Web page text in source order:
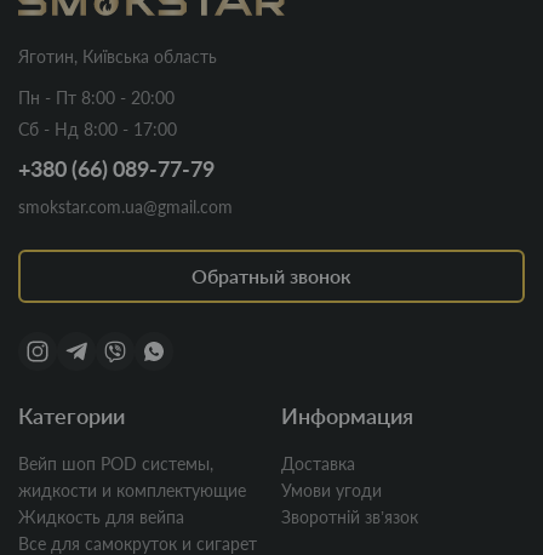
Яготин, Київська область
Пн - Пт 8:00 - 20:00
Сб - Нд 8:00 - 17:00
+380 (66) 089-77-79
smokstar.com.ua@gmail.com
Обратный звонок
Категории
Вейп шоп POD системы,
жидкости и комплектующие
Жидкость для вейпа
Все для самокруток и сигарет
Информация
Доставка
Умови угоди
Зворотній звʼязок